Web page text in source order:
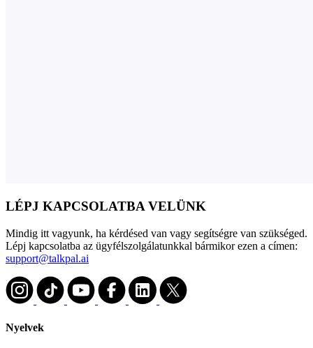
LÉPJ KAPCSOLATBA VELÜNK
Mindig itt vagyunk, ha kérdésed van vagy segítségre van szükséged.
Lépj kapcsolatba az ügyfélszolgálatunkkal bármikor ezen a címen:
support@talkpal.ai
Nyelvek